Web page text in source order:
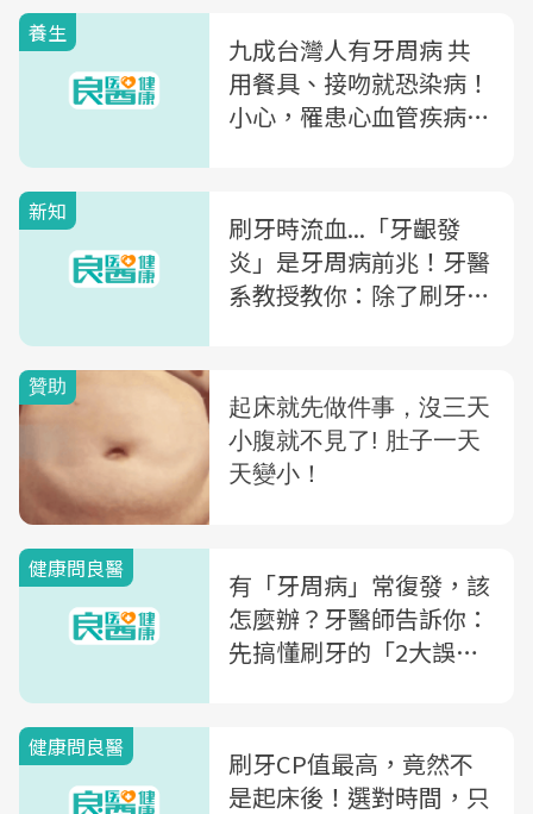
養生
九成台灣人有牙周病 共
用餐具、接吻就恐染病！
小心，罹患心血管疾病風
新知
刷牙時流血...「牙齦發
炎」是牙周病前兆！牙醫
系教授教你：除了刷牙，
健康問良醫
有「牙周病」常復發，該
怎麼辦？牙醫師告訴你：
先搞懂刷牙的「2大誤區
健康問良醫
刷牙CP值最高，竟然不
是起床後！選對時間，只